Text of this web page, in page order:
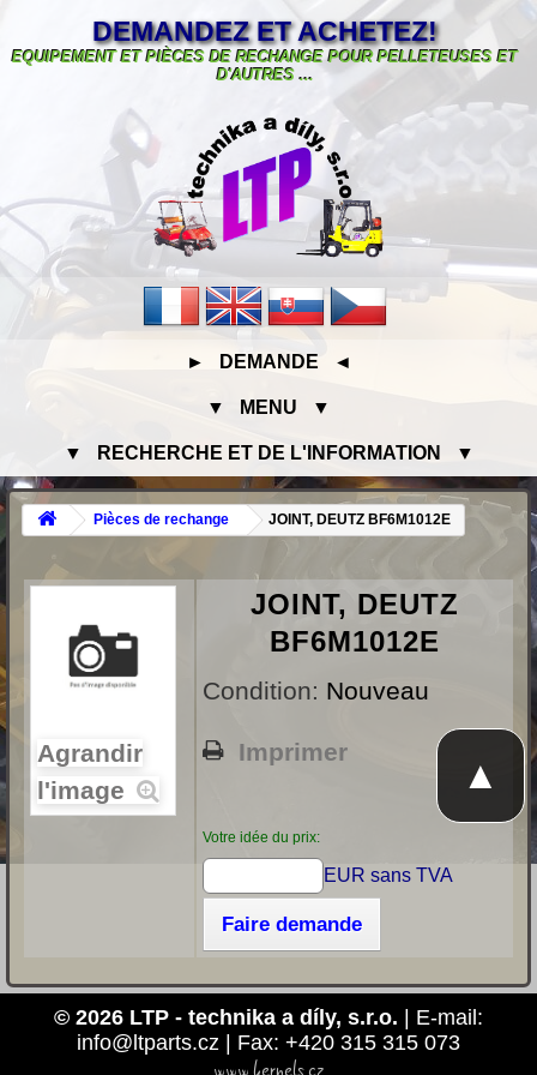
DEMANDEZ ET ACHETEZ!
EQUIPEMENT ET PIÈCES DE RECHANGE POUR PELLETEUSES ET
D'AUTRES ...
► DEMANDE ◄
▼ MENU ▼
▼ RECHERCHE ET DE L'INFORMATION ▼
Pièces de rechange JOINT, DEUTZ BF6M1012E
Agrandir
l'image
JOINT, DEUTZ
BF6M1012E
Condition: Nouveau
Imprimer
Votre idée du prix:
EUR sans TVA
Faire demande
© 2026 LTP - technika a díly, s.r.o. | E-mail:
info@ltparts.cz | Fax: +420 315 315 073
▲